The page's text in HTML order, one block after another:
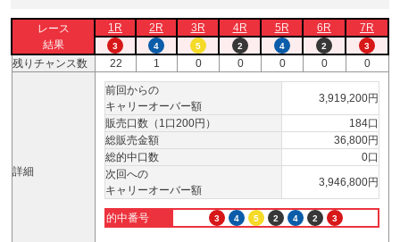
レース
結果
1R 2R 3R 4R 5R 6R 7R
3 4 5 2 4 2 3
残りチャンス数 22 1 0 0 0 0 0
詳細
前回からの
キャリーオーバー額
3,919,200円
販売口数（1口200円）
184口
総販売金額
36,800円
総的中口数
0口
次回への
キャリーオーバー額
3,946,800円
的中番号 3 4 5 2 4 2 3